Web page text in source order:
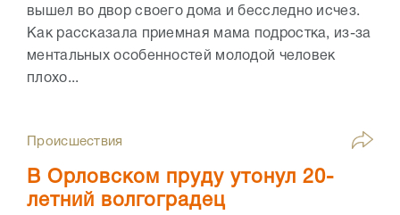
вышел во двор своего дома и бесследно исчез.
Как рассказала приемная мама подростка, из-за
ментальных особенностей молодой человек
плохо...
Происшествия
В Орловском пруду утонул 20-
летний волгоградец